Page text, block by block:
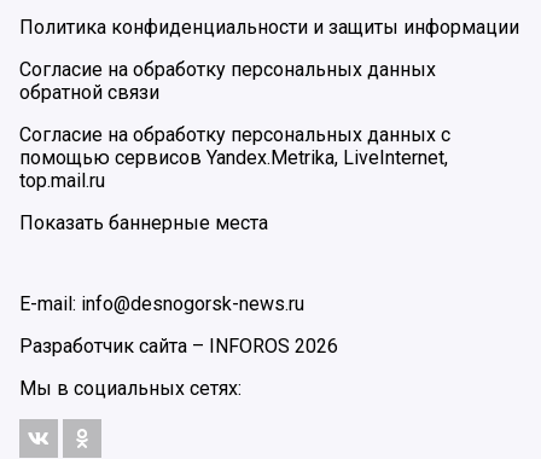
Политика конфиденциальности и защиты информации
Согласие на обработку персональных данных
обратной связи
Согласие на обработку персональных данных с
помощью сервисов Yandex.Metrika, LiveInternet,
top.mail.ru
Показать баннерные места
E-mail: info@desnogorsk-news.ru
Разработчик сайта – INFOROS 2026
Мы в социальных сетях: